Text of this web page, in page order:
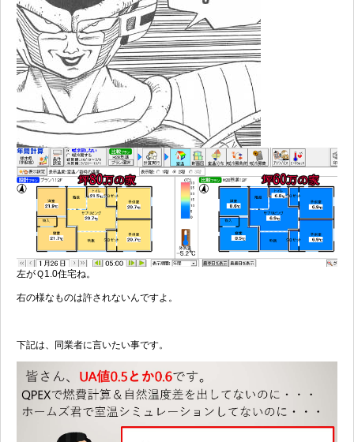
左がＱ1.0住宅ね。
右の様なものは許されないんですよ。
下記は、同業者に言いたい事です。